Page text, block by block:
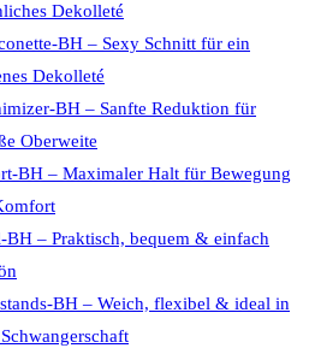
Dekolleté
BH – Sexy Schnitt für ein
Dekolleté
BH – Sanfte Reduktion für
Oberweite
BH – Maximaler Halt für Bewegung
BH – Praktisch, bequem & einfach
BH – Weich, flexibel & ideal in